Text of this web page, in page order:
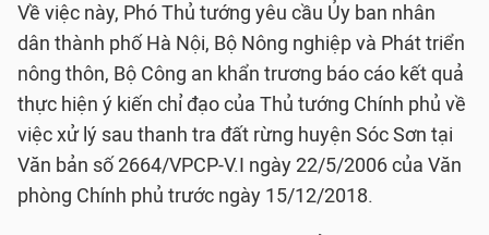
Về việc này, Phó Thủ tướng yêu cầu Ủy ban nhân
dân thành phố Hà Nội, Bộ Nông nghiệp và Phát triển
nông thôn, Bộ Công an khẩn trương báo cáo kết quả
thực hiện ý kiến chỉ đạo của Thủ tướng Chính phủ về
việc xử lý sau thanh tra đất rừng huyện Sóc Sơn tại
Văn bản số 2664/VPCP-V.I ngày 22/5/2006 của Văn
phòng Chính phủ trước ngày 15/12/2018.